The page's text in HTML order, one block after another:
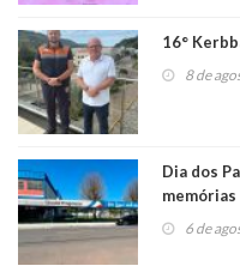
16°
8 de
Dia dos
6 de